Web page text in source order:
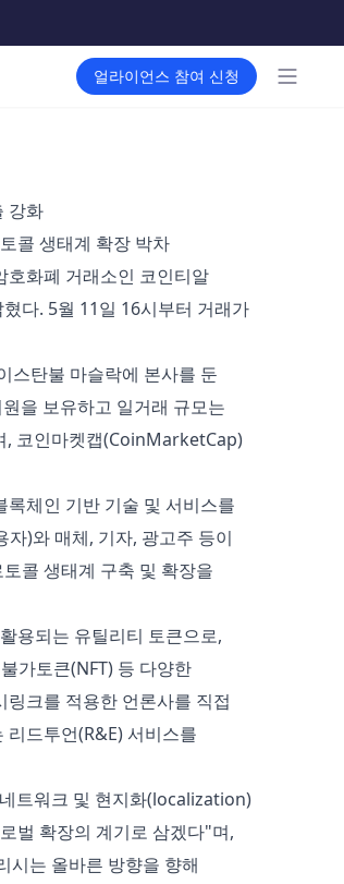
얼라이언스 참여 신청 메인 메
강화
콜 생태계 확장 박차
호화폐 거래소인 코인티알
다. 5월 11일 16시부터 거래가
스탄불 마슬락에 본사를 둔
을 보유하고 일거래 규모는
, 코인마켓캡(CoinMarketCap)
체인 기반 기술 및 서비스를
)와 매체, 기자, 광고주 등이
콜 생태계 구축 및 확장을
용되는 유틸리티 토큰으로,
가토큰(NFT) 등 다양한
크를 적용한 언론사를 직접
드투언(R&E) 서비스를
트워크 및 현지화(localization)
벌 확장의 계기로 삼겠다"며,
시는 올바른 방향을 향해